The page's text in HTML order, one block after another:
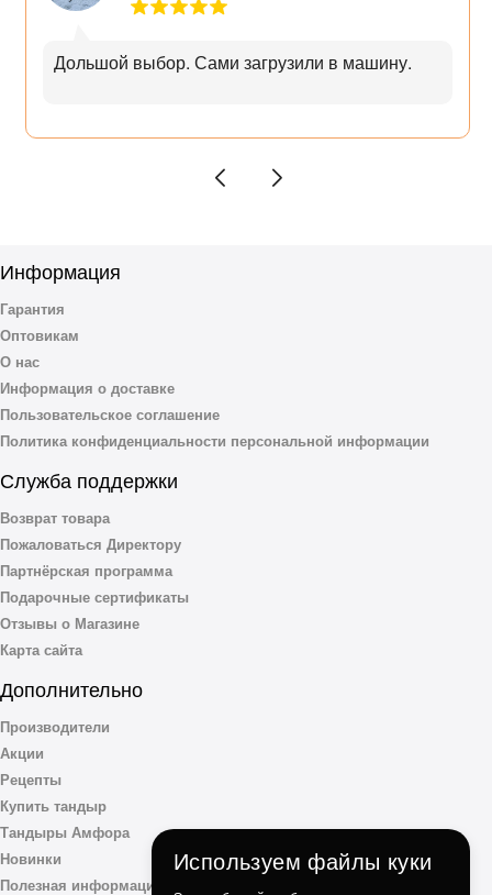
Дольшой выбор. Сами загрузили в машину.
Информация
Гарантия
Оптовикам
О нас
Информация о доставке
Пользовательское соглашение
Политика конфиденциальности персональной информации
Служба поддержки
Возврат товара
Пожаловаться Директору
Партнёрская программа
Подарочные сертификаты
Отзывы о Магазине
Карта сайта
Дополнительно
Производители
Акции
Рецепты
Купить тандыр
Тандыры Амфора
Новинки
Полезная информация
Используем файлы куки